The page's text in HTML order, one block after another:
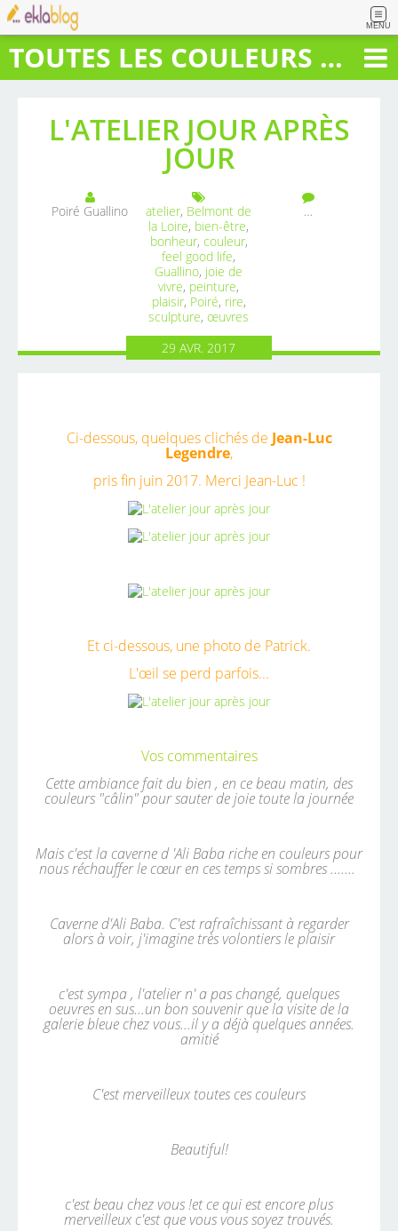
MENU
TOUTES LES COULEURS DU BONHEUR
L'ATELIER JOUR APRÈS
JOUR
Poiré Guallino atelier, Belmont de
la Loire, bien-être,
bonheur, couleur,
feel good life,
Guallino, joie de
vivre, peinture,
plaisir, Poiré, rire,
sculpture, œuvres
…
29AVR.2017
Ci-dessous, quelques clichés de Jean-Luc
Legendre,
pris fin juin 2017. Merci Jean-Luc !
Et ci-dessous, une photo de Patrick.
L'œil se perd parfois...
Vos commentaires
Cette ambiance fait du bien , en ce beau matin, des
couleurs "câlin" pour sauter de joie toute la journée
Mais c'est la caverne d 'Ali Baba riche en couleurs pour
nous réchauffer le cœur en ces temps si sombres .......
Caverne d'Ali Baba. C'est rafraîchissant à regarder
alors à voir, j'imagine très volontiers le plaisir
c'est sympa , l'atelier n' a pas changé, quelques
oeuvres en sus...un bon souvenir que la visite de la
galerie bleue chez vous...il y a déjà quelques années.
amitié
C'est merveilleux toutes ces couleurs
Beautiful!
c'est beau chez vous !et ce qui est encore plus
merveilleux c'est que vous vous soyez trouvés.